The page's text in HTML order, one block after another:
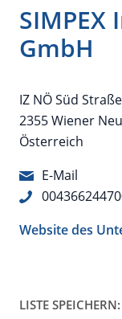
GmbH
IZ NÖ Süd
2355 Wiener
Österreich
E-Mail
Website des
LISTE SPEICHERN: